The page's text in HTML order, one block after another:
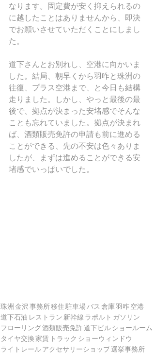
なります。固定費が安く抑えられるの
に越したことはありませんから、即決
でお願いさせていただくことにしまし
た。
道下さんとお別れし、空港に向かいま
した。結局、朝早くから羽咋と珠洲の
往復、プラス空港まで、と今日も結構
走りました。しかし、やっと最後の最
後で、拠点が決まった安堵感でそんな
ことも忘れていました。拠点が決まれ
ば、酒類販売免許の申請も前に進める
ことができる、先の不安は色々ありま
したが、まずは進めることができる安
堵感でいっぱいでした。
珠洲金沢 事務所移住駐車場バス 倉庫羽咋空港
道下石油 レストラン 新幹線 ラポルト ガソリン
フローリング酒類販売免許道下ビル ショールーム
タイヤ交換家賃 トラック ショーウィンドウ
ライトレールアクセサリーショップ選挙事務所